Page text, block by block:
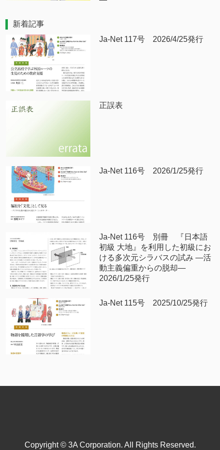
新着記事
Ja-Net 117号 2026/4/25発行
正誤表
Ja-Net 116号 2026/1/25発行
Ja-Net 116号 別冊 『日本語
初級 大地』を利用した初級にお
ける多次元シラバスの試み —活
動主義偏重からの脱却—
2026/1/25発行
Ja-Net 115号 2025/10/25発行
Copyright © 3A Corporation. All Rights Reserved.